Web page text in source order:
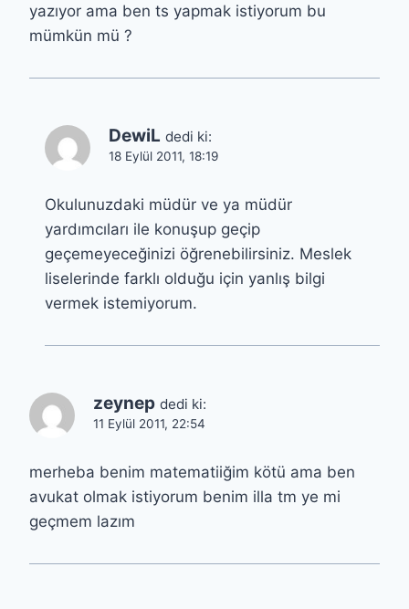
yazıyor ama ben ts yapmak istiyorum bu
mümkün mü ?
DewiL dedi ki:
18 Eylül 2011, 18:19
Okulunuzdaki müdür ve ya müdür
yardımcıları ile konuşup geçip
geçemeyeceğinizi öğrenebilirsiniz. Meslek
liselerinde farklı olduğu için yanlış bilgi
vermek istemiyorum.
zeynep dedi ki:
11 Eylül 2011, 22:54
merheba benim matematiiğim kötü ama ben
avukat olmak istiyorum benim illa tm ye mi
geçmem lazım